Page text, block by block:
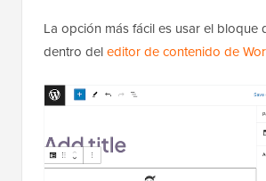
La opción más fácil es usar el bloque
dentro deleditor de contenido de